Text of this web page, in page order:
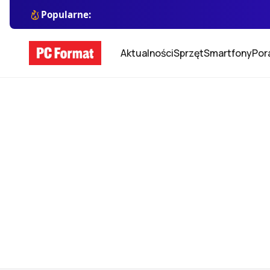
Popularne:
AktualnościSprzętSmartfony